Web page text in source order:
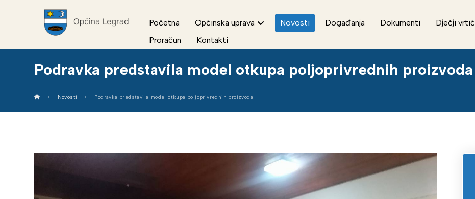
Početna Općinska uprava Novosti Događanja Dokumenti Dječji vrtić
Proračun
Kontakti
Podravka predstavila model otkupa poljoprivrednih proizvoda
Novosti Podravka predstavila model otkupa poljoprivrednih proizvoda